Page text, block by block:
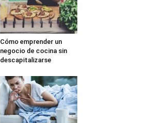
Cómo emprender un
negocio de cocina sin
descapitalizarse